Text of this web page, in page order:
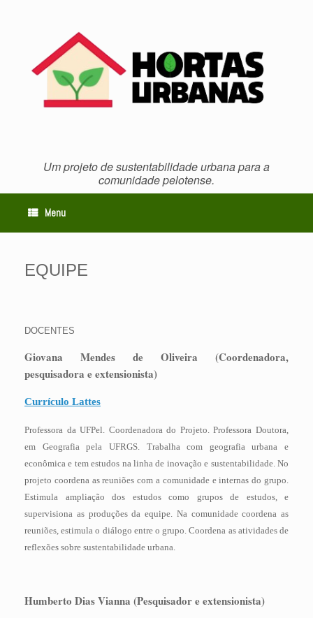
Um projeto de sustentabilidade urbana para a
comunidade pelotense.
Menu
EQUIPE
DOCENTES
Giovana Mendes de Oliveira (Coordenadora,
pesquisadora e extensionista)
Currículo Lattes
Professora da UFPel. Coordenadora do Projeto. Professora Doutora,
em Geografia pela UFRGS. Trabalha com geografia urbana e
econômica e tem estudos na linha de inovação e sustentabilidade. No
projeto coordena as reuniões com a comunidade e internas do grupo.
Estimula ampliação dos estudos como grupos de estudos, e
supervisiona as produções da equipe. Na comunidade coordena as
reuniões, estimula o diálogo entre o grupo. Coordena as atividades de
reflexões sobre sustentabilidade urbana.
Humberto Dias Vianna (Pesquisador e extensionista)